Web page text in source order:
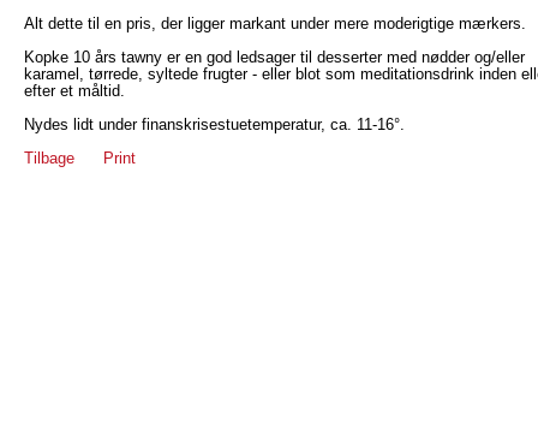
Alt dette til en pris, der ligger markant under mere moderigtige mærkers.
Kopke 10 års tawny er en god ledsager til desserter med nødder og/eller
karamel, tørrede, syltede frugter - eller blot som meditationsdrink inden
efter et måltid.
Nydes lidt under finanskrisestuetemperatur, ca. 11-16°.
Tilbage
Print